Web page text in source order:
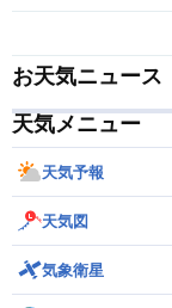
お天気ニュース
天気メニュー
天気予報
天気図
気象衛星